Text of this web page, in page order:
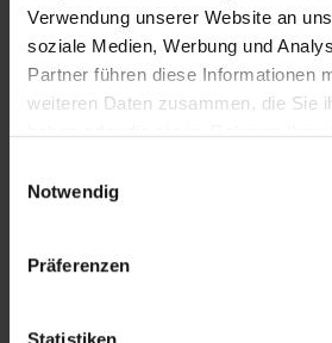
Verwendung unserer Website an
soziale Medien, Werbung und
Partner führen diese Informationen
weiteren Daten zusammen, die Sie
haben oder die sie im Rahmen
Weitere Informationen zur
Notwendig
Präferenzen